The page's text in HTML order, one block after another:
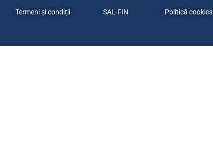
Termeni și condiții SAL-FIN Politică cookies